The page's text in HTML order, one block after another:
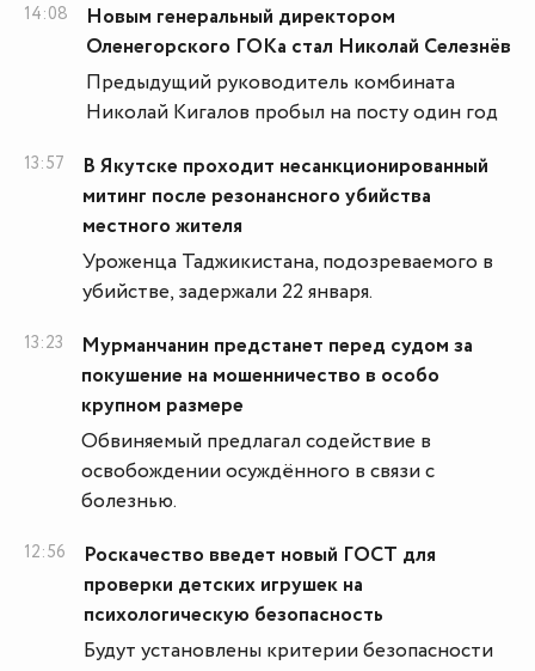
14:08
Новым генеральный директором
Оленегорского ГОКа стал Николай Селезнёв
Предыдущий руководитель комбината
Николай Кигалов пробыл на посту один год
13:57
В Якутске проходит несанкционированный
митинг после резонансного убийства
местного жителя
Уроженца Таджикистана, подозреваемого в
убийстве, задержали 22 января.
13:23
Мурманчанин предстанет перед судом за
покушение на мошенничество в особо
крупном размере
Обвиняемый предлагал содействие в
освобождении осуждённого в связи с
болезнью.
12:56
Роскачество введет новый ГОСТ для
проверки детских игрушек на
психологическую безопасность
Будут установлены критерии безопасности